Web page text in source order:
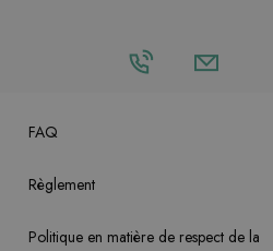
FAQ
Règlement
Politique en matière de respect de la